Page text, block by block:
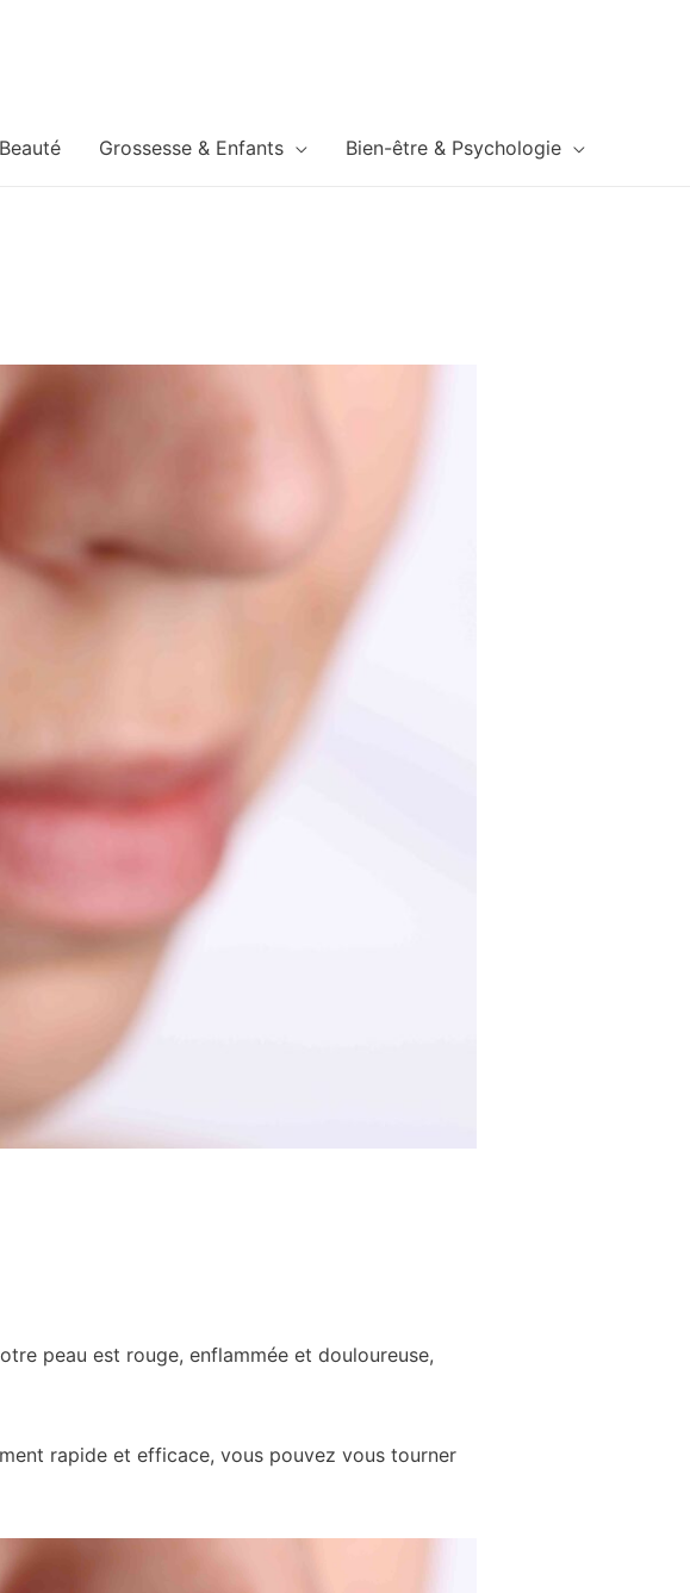
Beauté Grossesse & Enfants Bien-être & Psychologie
peau est rouge, enflammée et douloureuse,
rapide et efficace, vous pouvez vous tourner